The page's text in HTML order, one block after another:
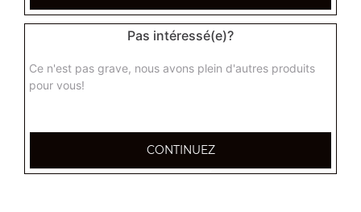
Pas intéressé(e)?
Ce n'est pas grave, nous avons plein d'autres produits
pour vous!
CONTINUEZ